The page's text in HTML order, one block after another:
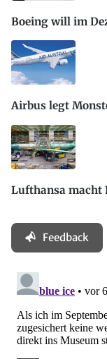
Boeing will im
Airbus legt
Lufthansa macht
Feedback